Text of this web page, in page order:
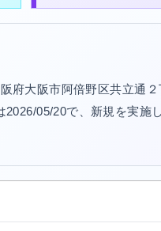
府大阪市阿倍野区共立通
05/20で、新規を実施